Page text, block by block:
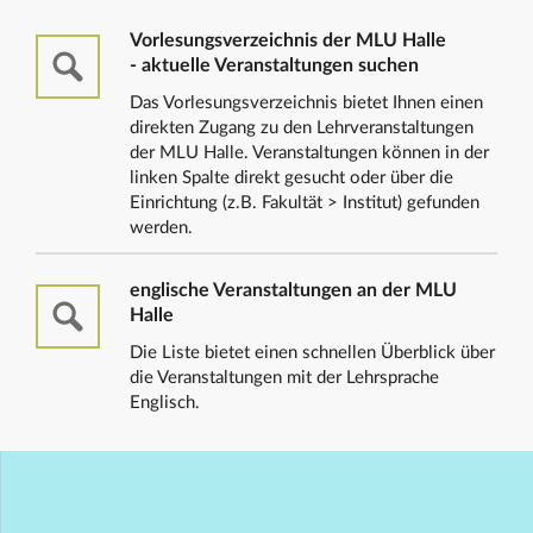
Vorlesungsverzeichnis der MLU Halle
- aktuelle Veranstaltungen suchen
Das Vorlesungsverzeichnis bietet Ihnen einen
direkten Zugang zu den Lehrveranstaltungen
der MLU Halle. Veranstaltungen können in der
linken Spalte direkt gesucht oder über die
Einrichtung (z.B. Fakultät > Institut) gefunden
werden.
englische Veranstaltungen an der MLU
Halle
Die Liste bietet einen schnellen Überblick über
die Veranstaltungen mit der Lehrsprache
Englisch.